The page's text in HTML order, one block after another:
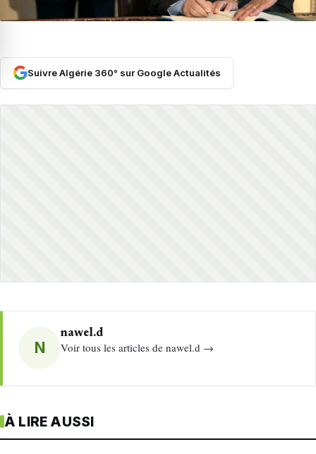
Suivre Algérie 360° sur Google Actualités
N
nawel.d
Voir tous les articles de nawel.d →
À LIRE AUSSI